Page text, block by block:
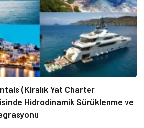
(Kiralık Yat Charter
Hidrodinamik Sürüklenme ve